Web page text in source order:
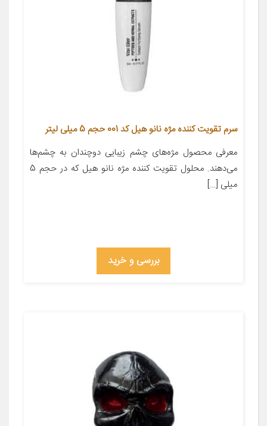
سرم تقویت کننده مژه نانو هیل کد 001 حجم 5 میلی لیتر
معرفی محصول مژه‌های چشم زیبایی دوچندان به چشم‌ها
می‌دهند. محلول تقویت کننده مژه نانو هیل که در حجم 5
میلی […]
بررسی و خرید